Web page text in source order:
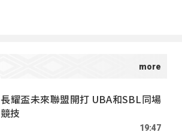
長耀盃未來聯盟開打 UBA和SBL同場
競技
19:47